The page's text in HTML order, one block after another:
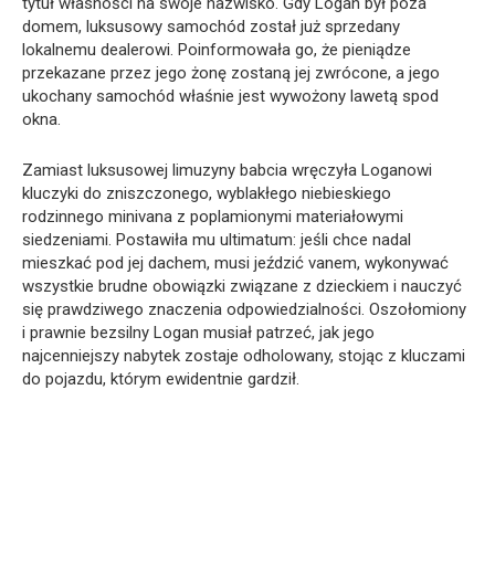
domem, luksusowy samochód został już sprzedany
lokalnemu dealerowi. Poinformowała go, że pieniądze
przekazane przez jego żonę zostaną jej zwrócone, a jego
ukochany samochód właśnie jest wywożony lawetą spod
okna.
Zamiast luksusowej limuzyny babcia wręczyła Loganowi
kluczyki do zniszczonego, wyblakłego niebieskiego
rodzinnego minivana z poplamionymi materiałowymi
siedzeniami. Postawiła mu ultimatum: jeśli chce nadal
mieszkać pod jej dachem, musi jeździć vanem, wykonywać
wszystkie brudne obowiązki związane z dzieckiem i nauczyć
się prawdziwego znaczenia odpowiedzialności. Oszołomiony
i prawnie bezsilny Logan musiał patrzeć, jak jego
najcenniejszy nabytek zostaje odholowany, stojąc z kluczami
do pojazdu, którym ewidentnie gardził.